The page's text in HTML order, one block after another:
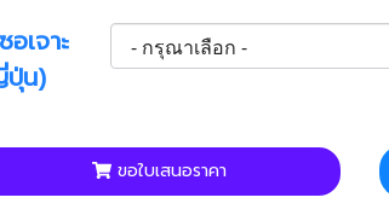
อเจาะ
น)
ขอใบเสนอราคา